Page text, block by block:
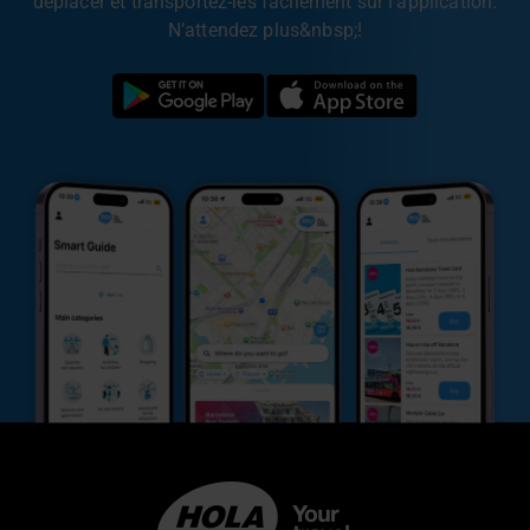
N’attendez plus&nbsp;!